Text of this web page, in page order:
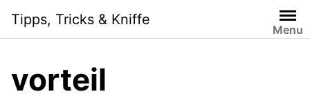
content
Tipps, Tricks & Kniffe
Menu
vorteil